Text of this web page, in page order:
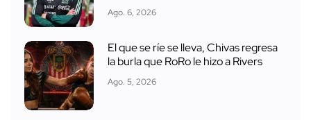
Ago. 6, 2026
El que se ríe se lleva, Chivas regresa
la burla que RoRo le hizo a Rivers
Ago. 5, 2026